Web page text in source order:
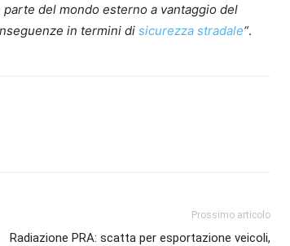
del mondo esterno a vantaggio del
in termini di sicurezza stradale“.
Prossimo articolo
Radiazione PRA: scatta per esportazione veicoli,